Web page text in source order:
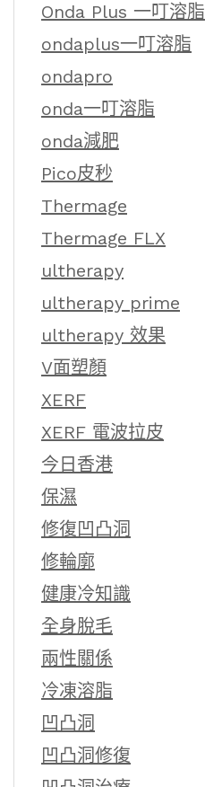
Onda Plus 一叮溶脂
ondaplus一叮溶脂
ondapro
onda一叮溶脂
onda減肥
Pico皮秒
Thermage
Thermage FLX
ultherapy
ultherapy prime
ultherapy 效果
V面塑顏
XERF
XERF 電波拉皮
今日香港
保濕
修復凹凸洞
修輪廓
健康冷知識
全身脫毛
兩性關係
冷凍溶脂
凹凸洞
凹凸洞修復